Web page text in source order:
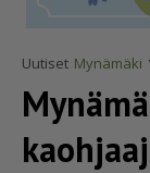
Uutiset Mynämäki